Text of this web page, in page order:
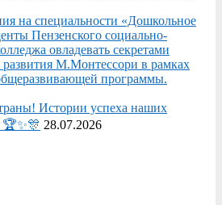
на специальности «Дошкольное
Пензенского социально-
овладевать секретами
развития М.Монтессори в рамках
программы.
Истории успеха наших
28.07.2026